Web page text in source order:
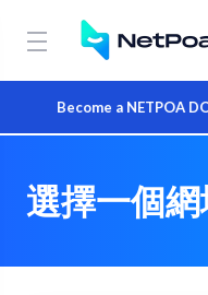
Become a NETPOA
選擇一個網